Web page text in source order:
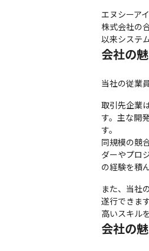
エヌシーア
株式会社の
以来システ
会社の
当社の従業
取引先企業
す。主な開
す。
同規模の競
ダーやプロ
の経験を積
また、当社
遂行できま
高いスキル
会社の